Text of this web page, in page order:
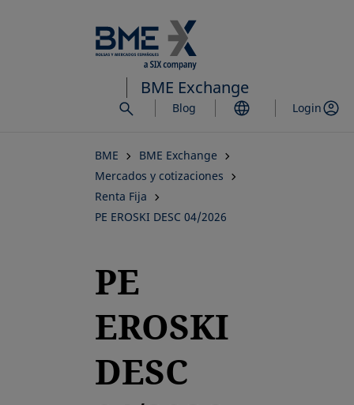
al
contenido
principal
BME Exchange
Blog Login
BME
BME Exchange
Mercados y cotizaciones
Renta Fija
PE EROSKI DESC 04/2026
PE
EROSKI
DESC